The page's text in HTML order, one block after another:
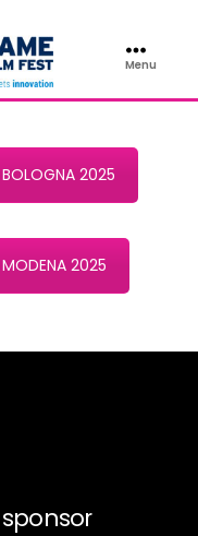
Menu
BOLOGNA 2025
MODENA 2025